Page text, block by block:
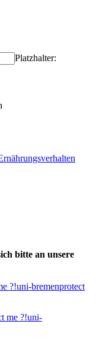
Platzhalter:
bitte an unsere
?!uni-bremenprotect
me ?!uni-